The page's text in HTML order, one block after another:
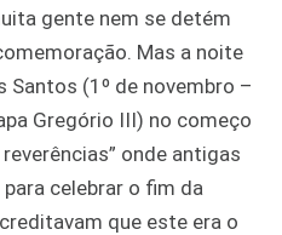
gente nem se detém
Mas a noite
Santos (1º de novembro –
Gregório III) no começo
onde antigas
celebrar o fim da
que este era o